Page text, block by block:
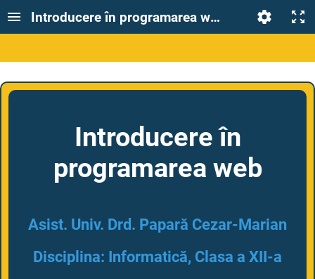
Introducere în programarea web (HTML, CSS,
Introducere în
programarea web
Asist. Univ. Drd. Papară Cezar-Marian
Disciplina: Informatică, Clasa a XII-a